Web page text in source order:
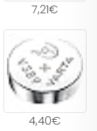
7,21€
4,40€